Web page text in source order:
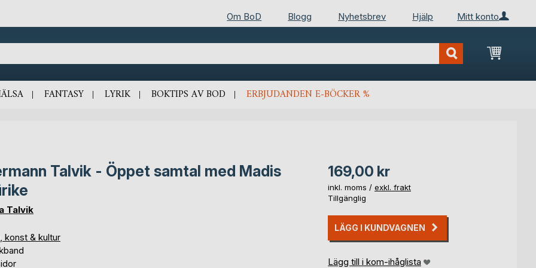
Mitt konto
Om BoD Blogg Nyhetsbrev Hjälp
Min
FANTASY LYRIK BOKTIPS AV BOD ERBJUDANDEN E-BÖCKER %
Talvik - Öppet samtal med Madis
Talvik
konst & kultur
169,00 kr
inkl. moms / exkl. frakt
Tillgänglig
LÄGG I KUNDVAGNEN
Lägg till i kom-ihåglista